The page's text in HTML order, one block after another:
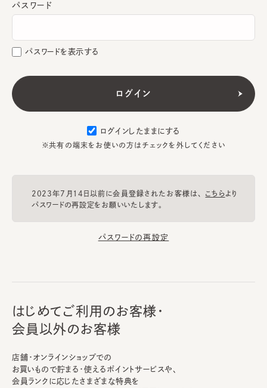
パスワード
パスワードを表示する
ログインしたままにする
※共有の端末をお使いの方はチェックを外してください
2023年7月14日以前に会員登録されたお客様は、 こちらより
パスワードの再設定をお願いいたします。
パスワードの再設定
はじめてご利用のお客様・
会員以外のお客様
店舗・オンラインショップでの
お買いもので貯まる・使えるポイントサービスや、
会員ランクに応じたさまざまな特典を